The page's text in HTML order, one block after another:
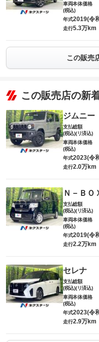
車両本体価格
(税込)
年式2019(令
走行5.3万km
この販売
この販売店の新
ジムニー
支払総額
(税込)(リ済込)
車両本体価格
(税込)
年式2023(令
走行2.0万km
Ｎ－ＢＯ
支払総額
(税込)(リ済込)
車両本体価格
(税込)
年式2019(令
走行2.2万km
セレナ
支払総額
(税込)(リ済込)
車両本体価格
(税込)
年式2023(令
走行2.9万km